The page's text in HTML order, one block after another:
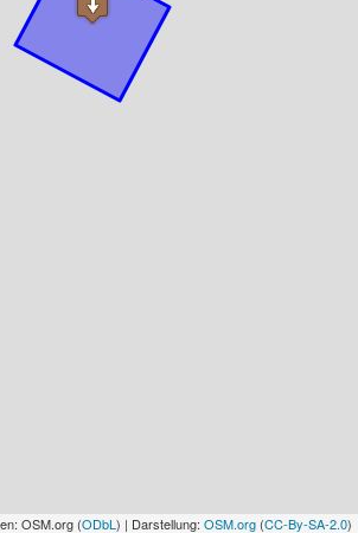
OSM.org (ODbL ) | Darstellung: OSM.org (CC-By-SA-2.0)